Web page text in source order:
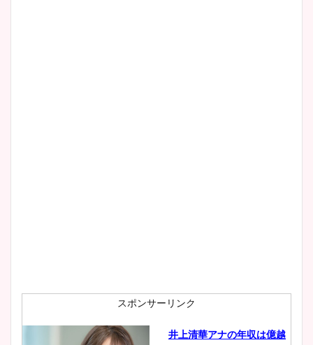
スポンサーリンク
井上清華アナの年収は億越